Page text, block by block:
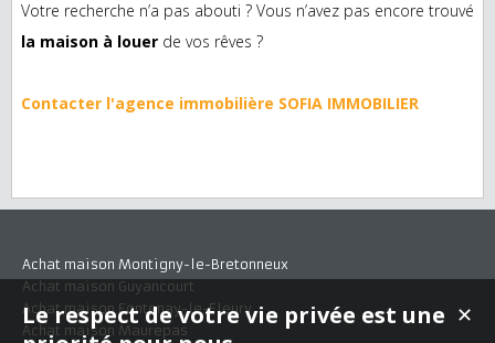
Votre recherche n’a pas abouti ? Vous n’avez pas encore trouvé
la maison à louer de vos rêves ?
Contacter l'agence immobilière SOFIA IMMOBILIER
Achat maison Montigny-le-Bretonneux
Achat maison Guyancourt
Achat maison Fontenay-le-Fleury
Achat maison Maurepas
✕
Le respect de votre vie privée est une